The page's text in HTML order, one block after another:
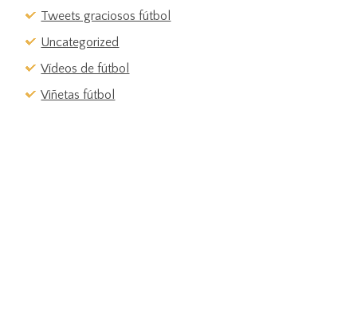
Tweets graciosos fútbol
Uncategorized
Vídeos de fútbol
Viñetas fútbol